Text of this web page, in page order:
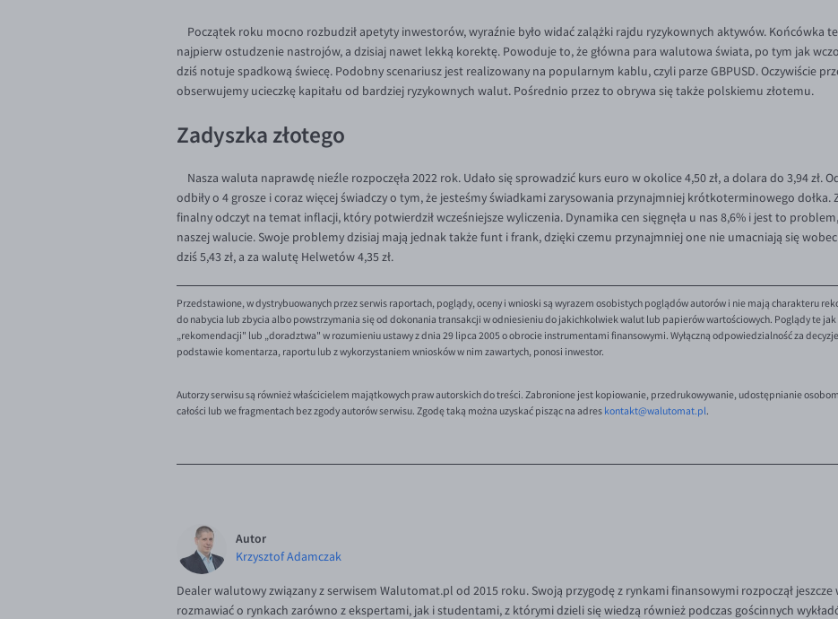
Początek roku mocno rozbudził apetyty inwestorów, wyraźnie było widać zalążki rajdu ryzykownych aktywów. Końcówka
najpierw ostudzenie nastrojów, a dzisiaj nawet lekką korektę. Powoduje to, że główna para walutowa świata, po tym jak
dziś notuje spadkową świecę. Podobny scenariusz jest realizowany na popularnym kablu, czyli parze GBPUSD. Oczywiście
obserwujemy ucieczkę kapitału od bardziej ryzykownych walut. Pośrednio przez to obrywa się także polskiemu złotemu.
Zadyszka złotego
Nasza waluta naprawdę nieźle rozpoczęła 2022 rok. Udało się sprowadzić kurs euro w okolice 4,50 zł, a dolara do 3,94 zł.
odbiły o 4 grosze i coraz więcej świadczy o tym, że jesteśmy świadkami zarysowania przynajmniej krótkoterminowego dołka.
finalny odczyt na temat inflacji, który potwierdził wcześniejsze wyliczenia. Dynamika cen sięgnęła u nas 8,6% i jest to
naszej walucie. Swoje problemy dzisiaj mają jednak także funt i frank, dzięki czemu przynajmniej one nie umacniają się
dziś 5,43 zł, a za walutę Helwetów 4,35 zł.
Przedstawione, w dystrybuowanych przez serwis raportach, poglądy, oceny i wnioski są wyrazem osobistych poglądów autorów i nie mają charakteru
do nabycia lub zbycia albo powstrzymania się od dokonania transakcji w odniesieniu do jakichkolwiek walut lub papierów wartościowych. Poglądy te
„rekomendacji" lub „doradztwa" w rozumieniu ustawy z dnia 29 lipca 2005 o obrocie instrumentami finansowymi. Wyłączną odpowiedzialność za
podstawie komentarza, raportu lub z wykorzystaniem wniosków w nim zawartych, ponosi inwestor.
Autorzy serwisu są również właścicielem majątkowych praw autorskich do treści. Zabronione jest kopiowanie, przedrukowywanie, udostępnianie
całości lub we fragmentach bez zgody autorów serwisu. Zgodę taką można uzyskać pisząc na adres kontakt@walutomat.pl.
Autor
Krzysztof Adamczak
Dealer walutowy związany z serwisem Walutomat.pl od 2015 roku. Swoją przygodę z rynkami finansowymi rozpoczął jeszcze
rozmawiać o rynkach zarówno z ekspertami, jak i studentami, z którymi dzieli się wiedzą również podczas gościnnych